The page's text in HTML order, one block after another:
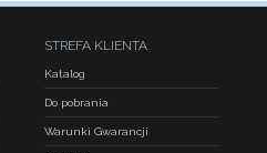
STREFA KLIENTA
Katalog
Do pobrania
Warunki Gwarancji